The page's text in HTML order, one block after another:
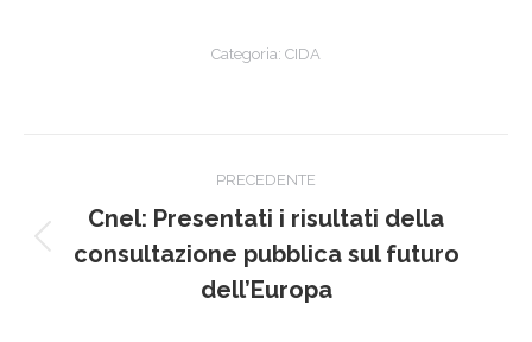
Categoria: CIDA
tra
PRECEDENTE
Post
precedente:
Cnel: Presentati i risultati della
consultazione pubblica sul futuro
dell’Europa